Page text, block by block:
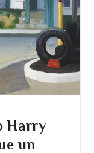
Harry
un